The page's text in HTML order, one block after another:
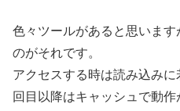
色々ツールがあると思いま
のがそれです。
アクセスする時は読み込み
回目以降はキャッシュで動作